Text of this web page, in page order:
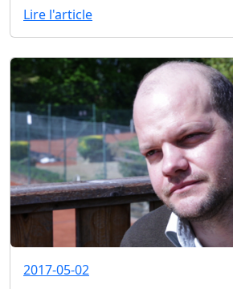
Lire l'article
2017-05-02